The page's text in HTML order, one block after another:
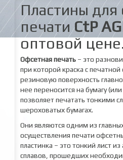
Пластины для
печатиCtP
оптовой
Офсетная печать – это
при которой краска с
резиновую поверхность
нее переносится на бумагу
позволяет печатать тонкими
шероховатых бумагах.
Они являются одним из
осуществления печати
пластинка – это тонкий лист
сплавов, прошедших